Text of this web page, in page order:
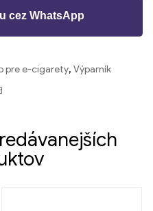
cez WhatsApp
pre e-cigarety, Výparník
Email